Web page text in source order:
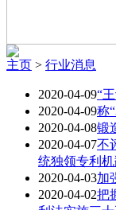
主页 > 行业消息
2020-04-09“
2020-04-09称
2020-04-08锻
2020-04-07不
统独领专利机
2020-04-03加
2020-04-02把